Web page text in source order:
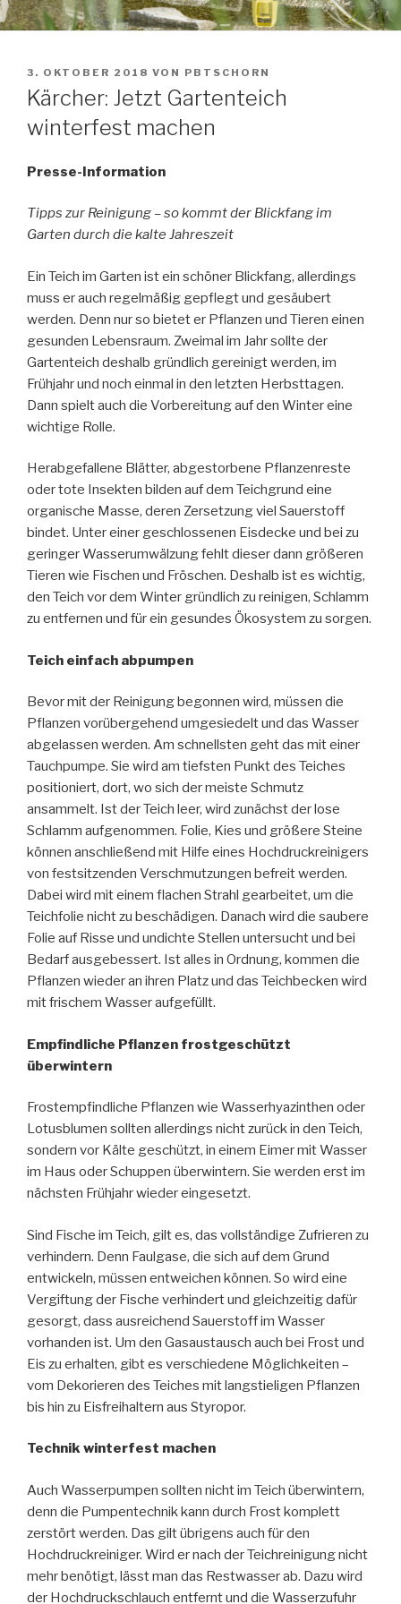
VERÖFFENTLICHT
AM
3. OKTOBER 2018 VON PBTSCHORN
Kärcher: Jetzt Gartenteich
winterfest machen
Presse-Information
Tipps zur Reinigung – so kommt der Blickfang im
Garten durch die kalte Jahreszeit
Ein Teich im Garten ist ein schöner Blickfang, allerdings
muss er auch regelmäßig gepflegt und gesäubert
werden. Denn nur so bietet er Pflanzen und Tieren einen
gesunden Lebensraum. Zweimal im Jahr sollte der
Gartenteich deshalb gründlich gereinigt werden, im
Frühjahr und noch einmal in den letzten Herbsttagen.
Dann spielt auch die Vorbereitung auf den Winter eine
wichtige Rolle.
Herabgefallene Blätter, abgestorbene Pflanzenreste
oder tote Insekten bilden auf dem Teichgrund eine
organische Masse, deren Zersetzung viel Sauerstoff
bindet. Unter einer geschlossenen Eisdecke und bei zu
geringer Wasserumwälzung fehlt dieser dann größeren
Tieren wie Fischen und Fröschen. Deshalb ist es wichtig,
den Teich vor dem Winter gründlich zu reinigen, Schlamm
zu entfernen und für ein gesundes Ökosystem zu sorgen.
Teich einfach abpumpen
Bevor mit der Reinigung begonnen wird, müssen die
Pflanzen vorübergehend umgesiedelt und das Wasser
abgelassen werden. Am schnellsten geht das mit einer
Tauchpumpe. Sie wird am tiefsten Punkt des Teiches
positioniert, dort, wo sich der meiste Schmutz
ansammelt. Ist der Teich leer, wird zunächst der lose
Schlamm aufgenommen. Folie, Kies und größere Steine
können anschließend mit Hilfe eines Hochdruckreinigers
von festsitzenden Verschmutzungen befreit werden.
Dabei wird mit einem flachen Strahl gearbeitet, um die
Teichfolie nicht zu beschädigen. Danach wird die saubere
Folie auf Risse und undichte Stellen untersucht und bei
Bedarf ausgebessert. Ist alles in Ordnung, kommen die
Pflanzen wieder an ihren Platz und das Teichbecken wird
mit frischem Wasser aufgefüllt.
Empfindliche Pflanzen frostgeschützt
überwintern
Frostempfindliche Pflanzen wie Wasserhyazinthen oder
Lotusblumen sollten allerdings nicht zurück in den Teich,
sondern vor Kälte geschützt, in einem Eimer mit Wasser
im Haus oder Schuppen überwintern. Sie werden erst im
nächsten Frühjahr wieder eingesetzt.
Sind Fische im Teich, gilt es, das vollständige Zufrieren zu
verhindern. Denn Faulgase, die sich auf dem Grund
entwickeln, müssen entweichen können. So wird eine
Vergiftung der Fische verhindert und gleichzeitig dafür
gesorgt, dass ausreichend Sauerstoff im Wasser
vorhanden ist. Um den Gasaustausch auch bei Frost und
Eis zu erhalten, gibt es verschiedene Möglichkeiten –
vom Dekorieren des Teiches mit langstieligen Pflanzen
bis hin zu Eisfreihaltern aus Styropor.
Technik winterfest machen
Auch Wasserpumpen sollten nicht im Teich überwintern,
denn die Pumpentechnik kann durch Frost komplett
zerstört werden. Das gilt übrigens auch für den
Hochdruckreiniger. Wird er nach der Teichreinigung nicht
mehr benötigt, lässt man das Restwasser ab. Dazu wird
der Hochdruckschlauch entfernt und die Wasserzufuhr